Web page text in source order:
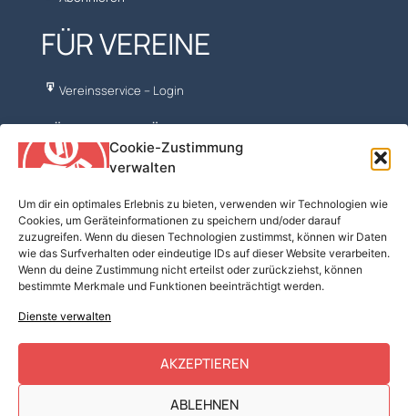
Cookie-Zustimmung
verwalten
Um dir ein optimales Erlebnis zu bieten, verwenden wir Technologien wie
Cookies, um Geräteinformationen zu speichern und/oder darauf
zuzugreifen. Wenn du diesen Technologien zustimmst, können wir Daten
wie das Surfverhalten oder eindeutige IDs auf dieser Website verarbeiten.
Wenn du deine Zustimmung nicht erteilst oder zurückziehst, können
bestimmte Merkmale und Funktionen beeinträchtigt werden.
Dienste verwalten
AKZEPTIEREN
ABLEHNEN
FÜR VEREINE
Vereinsservice – Login
NÜTZLICHES FÜR VORTURNER
ÖFT – FV Turnen
Turn10
BSPA
Turnmaterial
Kostenfreie Musik
© 2022 Österreichischer Turnerbund